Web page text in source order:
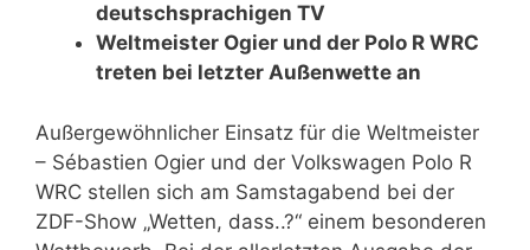
deutschsprachigen TV
Weltmeister Ogier und der Polo R WRC
treten bei letzter Außenwette an
Außergewöhnlicher Einsatz für die Weltmeister
– Sébastien Ogier und der Volkswagen Polo R
WRC stellen sich am Samstagabend bei der
ZDF-Show „Wetten, dass..?“ einem besonderen